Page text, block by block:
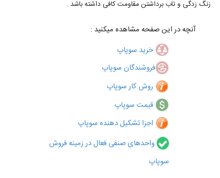
زنگ زدگی و تاب برداشتن مقاومت کافی داشته باشد .
آنچه در این صفحه مشاهده میکنید :
خرید سوپاپ
فروشندگان سوپاپ
روش کار سوپاپ
قیمت سوپاپ
اجزا تشکیل دهنده سوپاپ
واحدهای صنفی فعال در زمینه فروش
سوپاپ